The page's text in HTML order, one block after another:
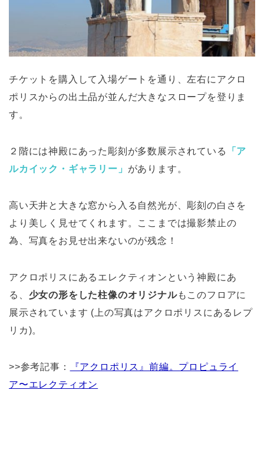
チケットを購入して入場ゲートを通り、左右にアクロ
ポリスからの出土品が並んだ大きなスロープを登りま
す。
２階には神殿にあった彫刻が多数展示されている
「ア
ルカイック・ギャラリー」 があります。
高い天井と大きな窓から入る自然光が、彫刻の白さを
より美しく見せてくれます。ここまでは撮影禁止の
為、写真をお見せ出来ないのが残念！
アクロポリスにあるエレクティオンという神殿にあ
る、 少女の形をした柱像のオリジナルもこのフロアに
展示されています (上の写真はアクロポリスにあるレプ
リカ)。
>>参考記事：
『アクロポリス』前編。プロピュライ
ア〜エレクティオン